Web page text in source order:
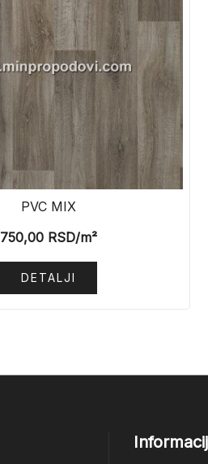
PVC MIX
750,00 RSD/m²
DETALJI